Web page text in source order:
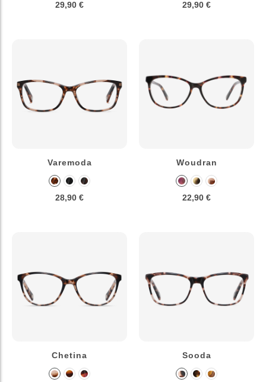
29,90 € 29,90 €
Varemoda
28,90 €
Woudran
22,90 €
Chetina Sooda